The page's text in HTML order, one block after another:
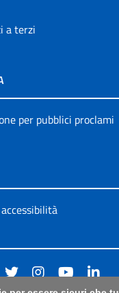
a terzi
per pubblici proclami